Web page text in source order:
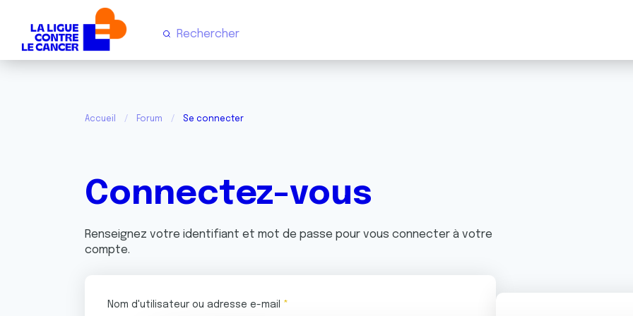
Accueil Forum Se connecter
Connectez-vous
Renseignez votre identifiant et mot de passe pour vous connecter à votre
compte.
Nom d'utilisateur ou adresse e-mail